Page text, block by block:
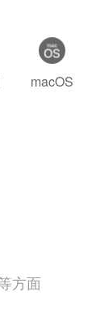
macOS
方面